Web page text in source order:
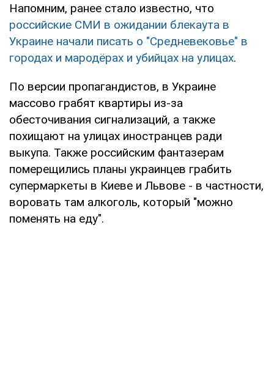
Напомним, ранее стало известно, что
российские СМИ в ожидании блекаута в
Украине начали писать о "Средневековье" в
городах и мародёрах и убийцах на улицах.
По версии пропагандистов, в Украине
массово грабят квартиры из-за
обесточивания сигнализаций, а также
похищают на улицах иностранцев ради
выкупа. Также российским фантазерам
померещились планы украинцев грабить
супермаркеты в Киеве и Львове - в частности,
воровать там алкоголь, который "можно
поменять на еду".